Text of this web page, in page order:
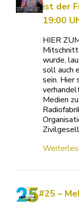
ist der
19:00
HIER
wurde,
soll auch
sein. Hier
Medien
#25 –